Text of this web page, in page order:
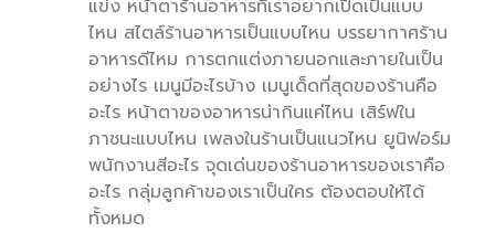
แข่ง หน้าตาร้านอาหารที่เราอยากเปิดเป็นแบบ
ไหน สไตล์ร้านอาหารเป็นแบบไหน บรรยากาศร้าน
อาหารดีไหม การตกแต่งภายนอกและภายในเป็น
อย่างไร เมนูมีอะไรบ้าง เมนูเด็ดที่สุดของร้านคือ
อะไร หน้าตาของอาหารน่ากินแค่ไหน เสิร์ฟใน
ภาชนะแบบไหน เพลงในร้านเป็นแนวไหน ยูนิฟอร์ม
พนักงานสีอะไร จุดเด่นของร้านอาหารของเราคือ
อะไร กลุ่มลูกค้าของเราเป็นใคร ต้องตอบให้ได้
ทั้งหมด